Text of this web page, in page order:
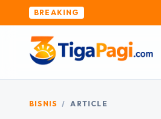
BREAKING
BISNIS / ARTICLE